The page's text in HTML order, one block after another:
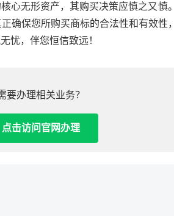
心无形资产，其购买决策应慎之又慎
确保您所购买商标的合法性和有效性
忧，伴您恒信致远！
要办理相关业务？
点击访问官网办理